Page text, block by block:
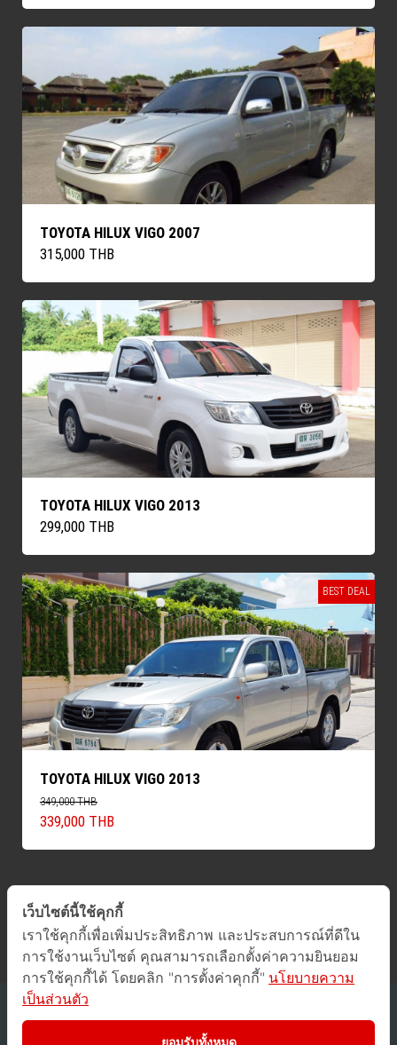
TOYOTA HILUX VIGO 2007
315,000 THB
TOYOTA HILUX VIGO 2013
299,000 THB
BEST DEAL
TOYOTA HILUX VIGO 2013
349,000 THB
339,000 THB
All Rights Reserved.
เว็บไซต์นี้ใช้คุกกี้
เราใช้คุกกี้เพื่อเพิ่มประสิทธิภาพ และประสบการณ์ที่ดีใน
การใช้งานเว็บไซต์ คุณสามารถเลือกตั้งค่าความยินยอม
การใช้คุกกี้ได้ โดยคลิก "การตั้งค่าคุกกี้" นโยบายความ
เป็นส่วนตัว
ยอมรับทั้งหมด